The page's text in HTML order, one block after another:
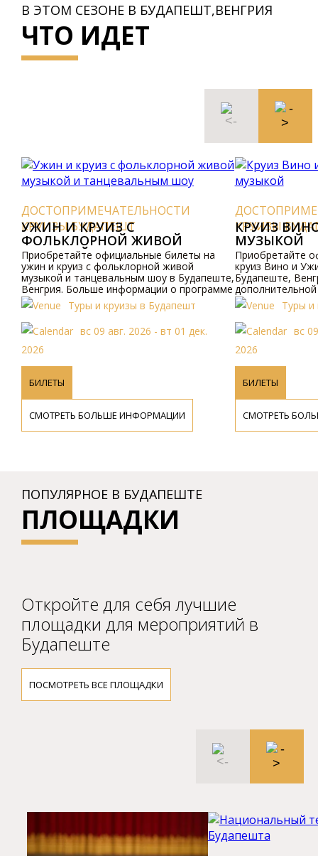
В ЭТОМ СЕЗОНЕ В БУДАПЕШТ,ВЕНГРИЯ
ЧТО ИДЕТ
С
ЖИВОЙ
И ТАНЦЕВАЛЬНЫМ
официальные билеты на
с фольклорной живой
шоу в Будапеште,
информации о программе
онлайн и по телефону.
и круизы в Будапешт
вс 09 авг. 2026 - вт 01 дек.
БОЛЬШЕ ИНФОРМАЦИИ
КРУИЗЫ БУДАПЕШТ
КРУИЗ ВИНО И УЖИН
МУЗЫКОЙ
Приобретайте официальные
круиз Вино и Ужин с живой
Будапеште, Венгрия. Для
дополнительной информации
и ценах, пожалуйста,
сайт или свяжитесь с нами по
Туры и круизы в
вс 09 авг. 2026 - вт
СМОТРЕТЬ БОЛЬШЕ
ПОПУЛЯРНОЕ В БУДАПЕШТЕ
ПЛОЩАДКИ
Откройте для себя лучшие
площадки для мероприятий в
Будапеште
ПОСМОТРЕТЬ ВСЕ ПЛОЩАДКИ